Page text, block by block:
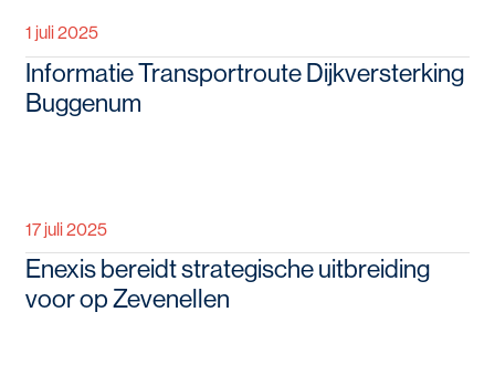
1 juli 2025
Informatie Transportroute Dijkversterking
Buggenum
17 juli 2025
Enexis bereidt strategische uitbreiding
voor op Zevenellen